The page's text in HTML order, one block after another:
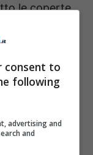
le coperte,
al
di pronta
consent to
following
advertising and
and